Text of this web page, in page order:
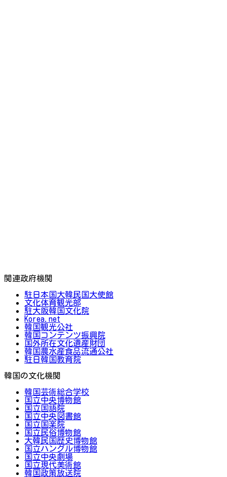
関連政府機関
駐日本国大韓民国大使館
文化体育観光部
駐大阪韓国文化院
Korea.net
韓国観光公社
韓国コンテンツ振興院
国外所在文化遺産財団
韓国農水産食品流通公社
駐日韓国教育院
韓国の文化機関
韓国芸術総合学校
国立中央博物館
国立国語院
国立中央図書館
国立国楽院
国立民俗博物館
大韓民国歴史博物館
国立ハングル博物館
国立中央劇場
国立現代美術館
韓国政策放送院